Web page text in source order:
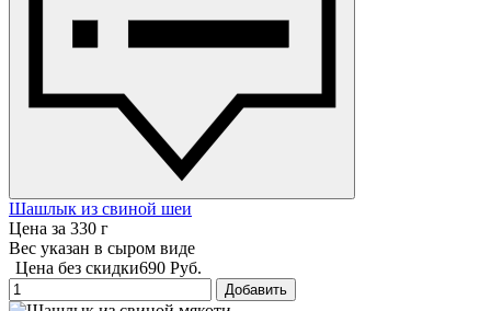
Шашлык из свиной шеи
Цена за 330 г
Вес указан в сыром виде
Цена без скидки690 Руб.
Добавить